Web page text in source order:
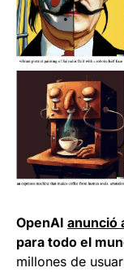
OpenAI anunció
para todo el
millones de